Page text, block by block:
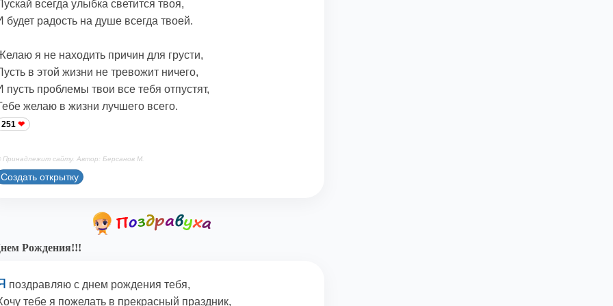
всегда улыбка светится твоя,
будет радость на душе всегда твоей.
я не находить причин для грусти,
в этой жизни не тревожит ничего,
пусть проблемы твои все тебя отпустят,
желаю в жизни лучшего всего.
251
Принадлежит сайту. Автор: Берсанов М.
Создать открытку
Рождения!!!
поздравляю с днем рождения тебя,
тебе я пожелать в прекрасный праздник,